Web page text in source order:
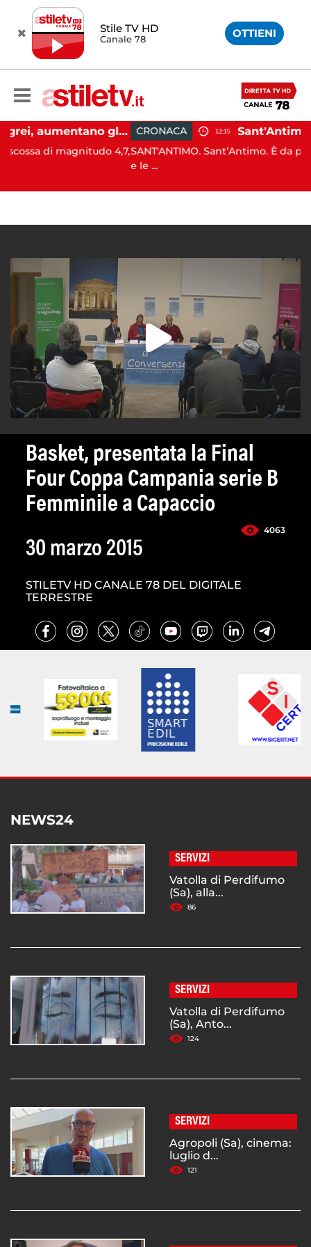
Stile TV HD
Canale 78 OTTIENI
Campi Flegrei, aumentano gli sfollati e infuria lo scontro politico
magnitudo 4,7,
CRONACA 12:15
SANT'ANTIMO. Sant’Antimo. È da poco
Basket, presentata la Final
Four Coppa Campania serie B
Femminile a Capaccio
4063
30 marzo 2015
STILETV HD CANALE 78 DEL DIGITALE
TERRESTRE
NEWS24
SERVIZI
Vatolla di Perdifumo
(Sa), alla...
86
SERVIZI
Vatolla di Perdifumo
(Sa), Anto...
124
SERVIZI
Agropoli (Sa), cinema:
luglio d...
121